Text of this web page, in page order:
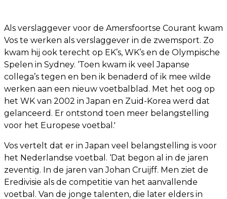
Als verslaggever voor de Amersfoortse Courant kwam
Vos te werken als verslaggever in de zwemsport. Zo
kwam hij ook terecht op EK’s, WK’s en de Olympische
Spelen in Sydney. ‘Toen kwam ik veel Japanse
collega’s tegen en ben ik benaderd of ik mee wilde
werken aan een nieuw voetbalblad. Met het oog op
het WK van 2002 in Japan en Zuid-Korea werd dat
gelanceerd. Er ontstond toen meer belangstelling
voor het Europese voetbal.'
Vos vertelt dat er in Japan veel belangstelling is voor
het Nederlandse voetbal. ‘Dat begon al in de jaren
zeventig. In de jaren van Johan Cruijff. Men ziet de
Eredivisie als de competitie van het aanvallende
voetbal. Van de jonge talenten, die later elders in